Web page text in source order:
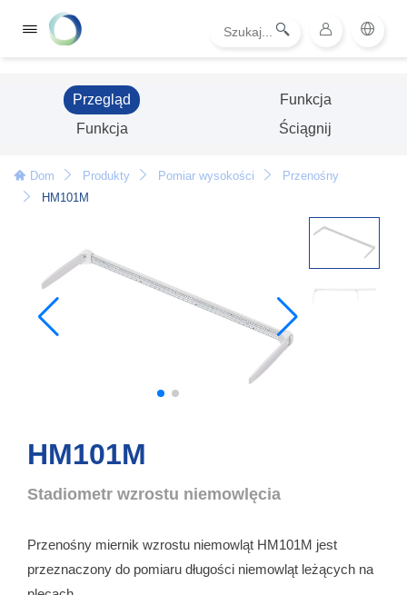
Przegląd
Funkcja
Funkcja
Ściągnij
Dom Produkty Pomiar wysokości
Przenośny
HM101M
HM101M
Stadiometr wzrostu niemowlęcia
Przenośny miernik wzrostu niemowląt HM101M jest
przeznaczony do pomiaru długości niemowląt leżących na